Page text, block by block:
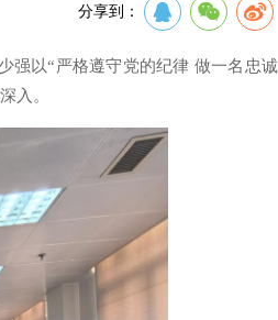
分享到：
强以“严格遵守党的纪律 做一名忠诚
入。